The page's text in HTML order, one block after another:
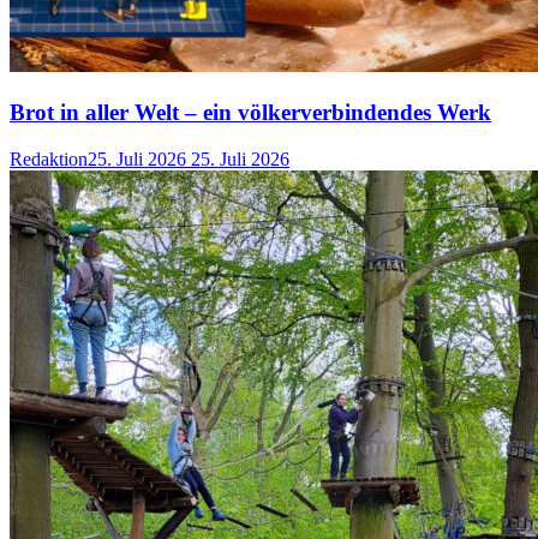
Brot in aller Welt – ein völkerverbindendes Werk
Redaktion25. Juli 2026 25. Juli 2026